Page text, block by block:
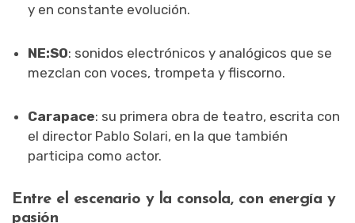
y en constante evolución.
NE:SO: sonidos electrónicos y analógicos que se
mezclan con voces, trompeta y fliscorno.
Carapace: su primera obra de teatro, escrita con
el director Pablo Solari, en la que también
participa como actor.
Entre el escenario y la consola, con energía y
pasión